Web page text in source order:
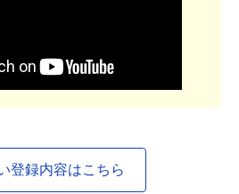
登録内容はこちら